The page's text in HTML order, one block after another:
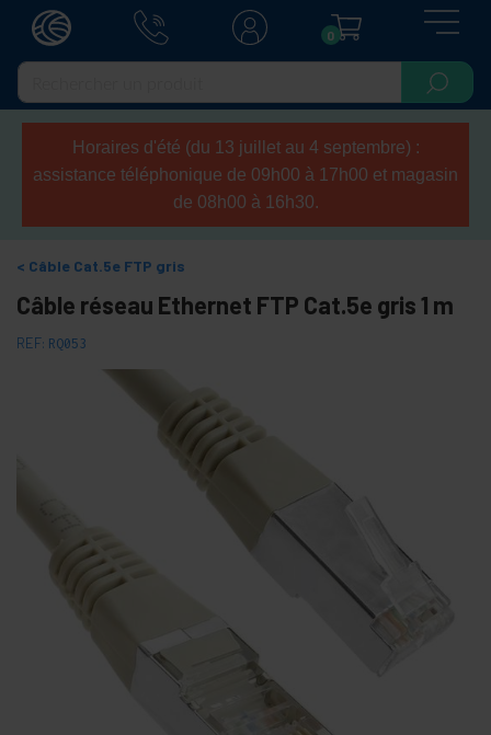
0
Horaires d'été (du 13 juillet au 4 septembre) :
assistance téléphonique de 09h00 à 17h00 et magasin
de 08h00 à 16h30.
Câble Cat.5e FTP gris
Câble réseau Ethernet FTP Cat.5e gris 1 m
REF: RQ053